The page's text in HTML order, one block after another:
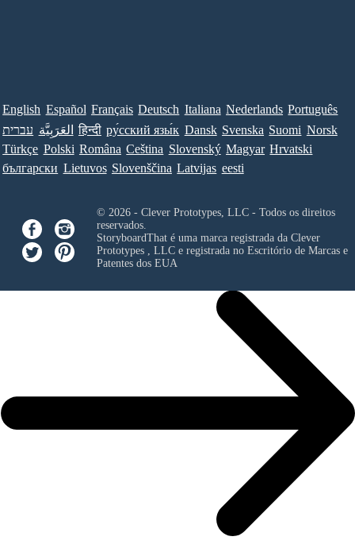
English Español Français Deutsch Italiana Nederlands Português
עברית العَرَبِيَّة हिन्दी ру́сский язы́к Dansk Svenska Suomi Norsk
Türkçe Polski Româna Ceština Slovenský Magyar Hrvatski
български Lietuvos Slovenščina Latvijas eesti
© 2026 - Clever Prototypes, LLC - Todos os direitos
reservados.
StoryboardThat é uma marca registrada da Clever
Prototypes , LLCe registrada no Escritório de Marcas e
Patentes dos EUA